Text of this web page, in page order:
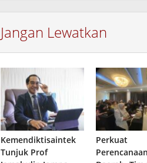
Jangan Lewatkan
Kemendiktisaintek
Tunjuk Prof
Perkuat
Perencanaan